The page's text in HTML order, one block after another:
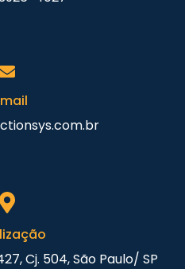
Cj. 504, São Paulo/ SP